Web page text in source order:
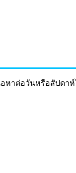
หาต่อวันหรือสัปดา